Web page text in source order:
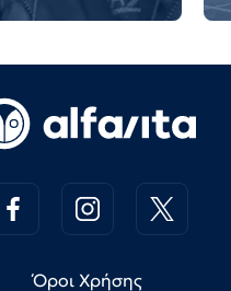
Όροι Χρήσης